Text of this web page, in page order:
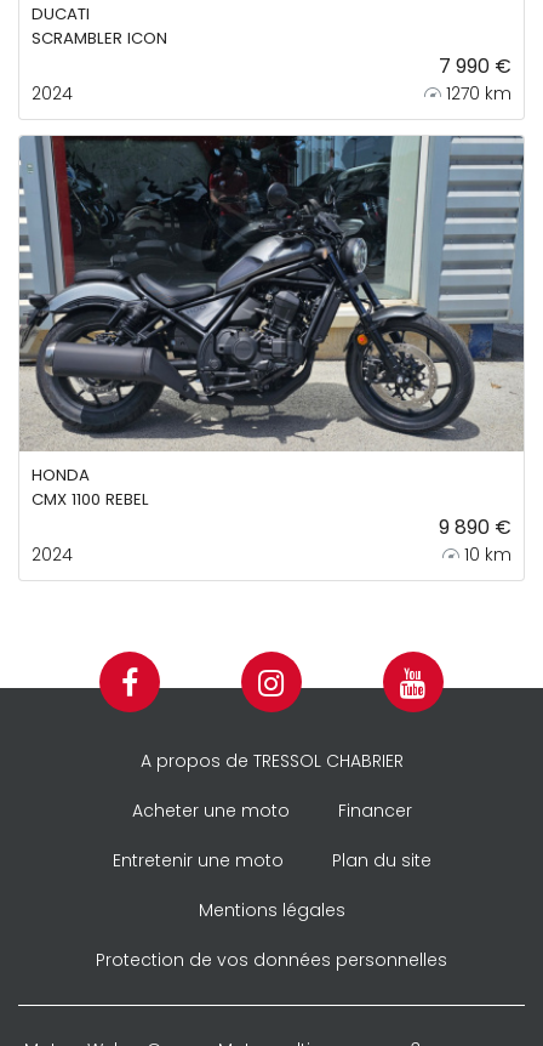
DUCATI
SCRAMBLER ICON
7 990 €
2024 1270 km
HONDA
CMX 1100 REBEL
9 890 €
2024 10 km
A propos de TRESSOL CHABRIER
Acheter une moto Financer
Entretenir une moto Plan du site
Mentions légales
Protection de vos données personnelles